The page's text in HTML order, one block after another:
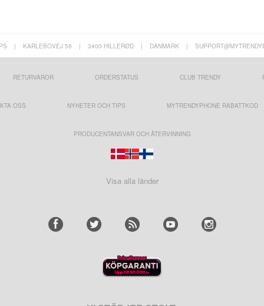
| KARLEBOVEJ 59 | 3400 HILLERØD | DANMARK |
RETURVAROR ORDERSTATUS CLUB TRENDY
OSS NYHETER OCH TIPS MYTRENDYPHONE RABATTKOD
PRODUCENTANSVAR OCH ÅTERVINNING
Visa alla länder